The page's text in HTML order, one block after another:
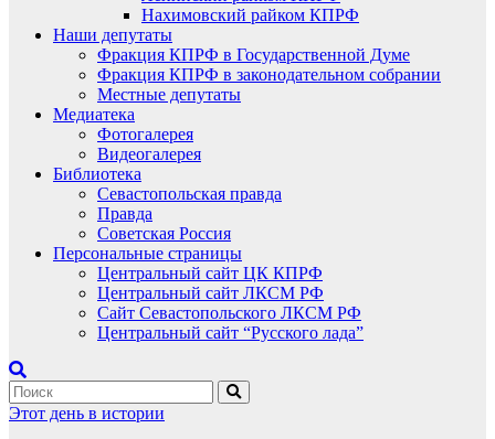
Нахимовский райком КПРФ
Наши депутаты
Фракция КПРФ в Государственной Думе
Фракция КПРФ в законодательном собрании
Местные депутаты
Медиатека
Фотогалерея
Видеогалерея
Библиотека
Севастопольская правда
Правда
Советская Россия
Персональные страницы
Центральный сайт ЦК КПРФ
Центральный сайт ЛКСМ РФ
Сайт Севастопольского ЛКСМ РФ
Центральный сайт “Русского лада”
Этот день в истории